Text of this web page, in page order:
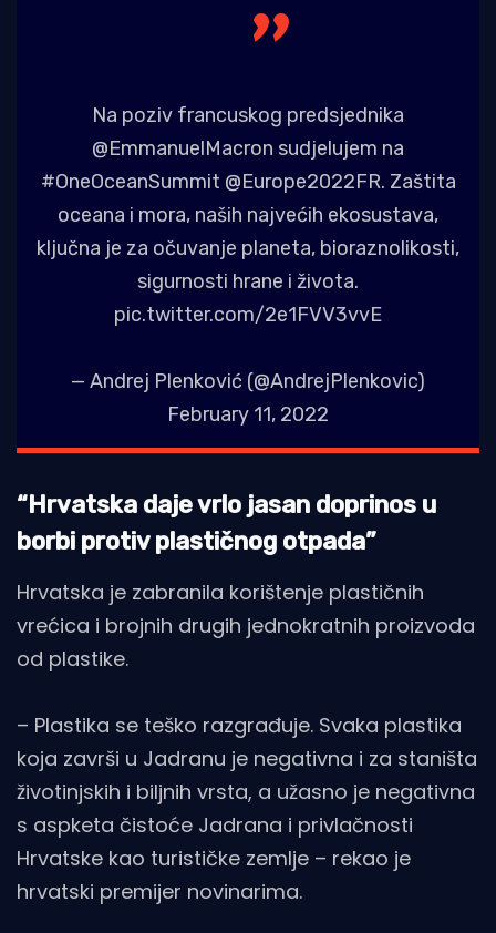
Na poziv francuskog predsjednika
@EmmanuelMacron sudjelujem na
#OneOceanSummit @Europe2022FR. Zaštita
oceana i mora, naših najvećih ekosustava,
ključna je za očuvanje planeta, bioraznolikosti,
sigurnosti hrane i života.
pic.twitter.com/2e1FVV3vvE
— Andrej Plenković (@AndrejPlenkovic)
February 11, 2022
“Hrvatska daje vrlo jasan doprinos u
borbi protiv plastičnog otpada”
Hrvatska je zabranila korištenje plastičnih
vrećica i brojnih drugih jednokratnih proizvoda
od plastike.
– Plastika se teško razgrađuje. Svaka plastika
koja završi u Jadranu je negativna i za staništa
životinjskih i biljnih vrsta, a užasno je negativna
s aspketa čistoće Jadrana i privlačnosti
Hrvatske kao turističke zemlje – rekao je
hrvatski premijer novinarima.